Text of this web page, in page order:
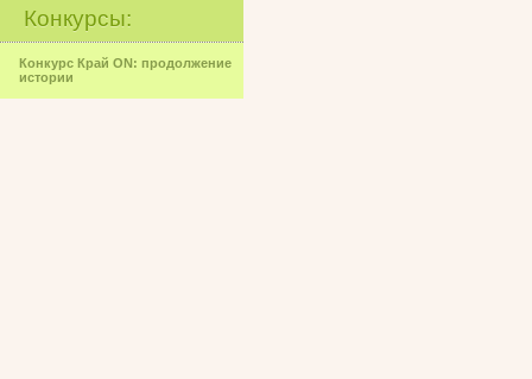
Конкурсы:
Конкурс Край ON: продолжение
истории